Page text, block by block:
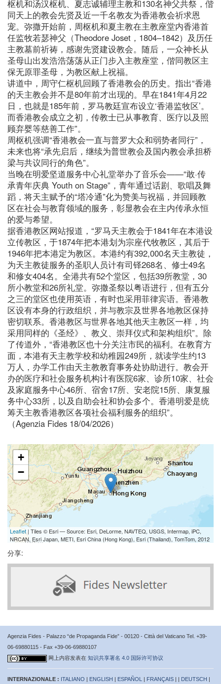
枢机和汤汉枢机、夏志诚辅理主教和130名神父共祭，偕
同天上的教会先贤及近一千名教友为香港教会祈求恩
宠。弥撒开始前，周枢机和夏主教在主教座堂内香港首
任监牧若瑟神父（Theodore Joset，1804–1842）及历任
主教墓前祈祷，感谢先贤建设教会。随后，一众神长从
圣母山出发浩浩荡荡从正门步入主教座堂，偕同教区主
保无原罪圣母，为教区献上祝福。
讲道中，周守仁枢机回顾了香港教会的历史。指出“香港
的天主教会并不是80年前才出现的。早在1841年4月22
日，也就是185年前，罗马教廷宣布设立‘香港监牧区’。
而香港教会成立之初，传教士已从事教育、医疗以及照
顾弃婴等慈善工作”。
周枢机强调“香港教会一直与普罗大众和弱势者同行”，
未来也将“承先启后，继续为普世教会及国内教会承担桥
梁与共议同行的角色”。
当晚在明爱坚道服务中心礼堂举办了音乐会——“敢·传
承青年庆典 Youth on Stage”，青年通过话剧、歌唱及舞
蹈，将天主赋予的“塔冷通”化为赞美与祝福，并回顾教
区在社会与教育领域的服务，彰显教会在主内传承永恒
的爱与希望。
据香港教区网站报道，“罗马天主教会于1841年在本港设
立传教区，于1874年把本港划为宗座代牧教区，其后于
1946年把本港定为教区。本港约有392,000名天主教徒，
为天主教徒服务的圣职人员计有司铎268名、修士49名
和修女404名。全港共有52个堂区，包括39所教堂，30
所小教堂和26所礼堂。弥撒圣祭以粤语进行，但有五分
之三的堂区也使用英语，有时也采用菲律宾语。香港教
区设有本身的行政组织，并与教宗及世界各地教区保持
密切联系。香港教区与世界各地其他天主教区一样，均
采用同样的《圣经》、教义、崇拜仪式和架构组织”。除
了传道外，“香港教区也十分关注市民的福利。在教育方
面，本港有天主教学校和幼稚园249所，就读学生约13
万人，办学工作由天主教教育事务处协助进行。教会开
办的医疗和社会服务机构计有医院6家、诊所10家、社会
及家庭服务中心46所、宿舍17所、安老院15所、康复服
务中心33所，以及自助会社和协会多个。香港明爱是统
筹天主教香港教区各项社会福利服务的组织”。
（Agenzia Fides 18/04/2026）
+
−
Leaflet | Tiles © Esri — Source: Esri, DeLorme, NAVTEQ, USGS, Intermap, iPC,
NRCAN, Esri Japan, METI, Esri China (Hong Kong), Esri (Thailand), TomTom, 2012
分享:
Agenzia Fides - Palazzo “de Propaganda Fide” - 00120 - Città del Vaticano Tel. +39-
06-69880115 - Fax +39-06-69880107
网上内容发表在 知识共享署名 4.0 国际许可协议
INTERNAZIONALE : ITALIANO | ENGLISH | ESPAÑOL | FRANÇAIS | | DEUTSCH |